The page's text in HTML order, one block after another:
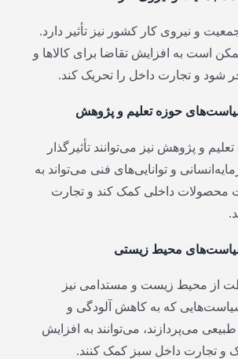
و نیروی کار کشور نیز تأثیر دارد.
است به افزایش تقاضا برای کالاها و
شود و تجارت داخل را تحریک کند.
سیاست‌های حوزه تعلیم و پژوهش
و پژوهش نیز می‌توانند تأثیرگذار
و توانایی‌های فنی می‌تواند به
محصولات داخلی کمک کند و تجارت
سیاست‌های محیط زیستی
از محیط زیست و مستدامی نیز
سیاست‌هایی که به کاهش آلودگی و
می‌پردازند، می‌توانند به افزایش
و تجارت داخل سبز کمک کنند.